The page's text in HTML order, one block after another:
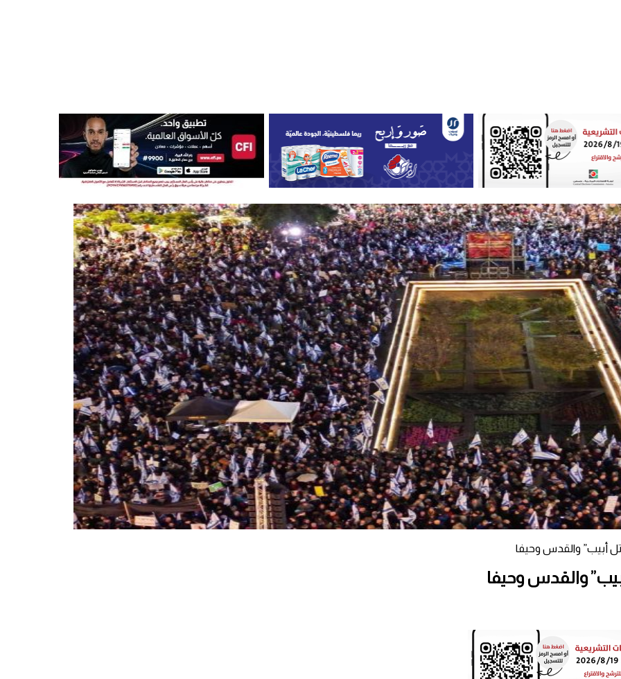
أبيب” والقدس وحيفا
والقدس وحيفا